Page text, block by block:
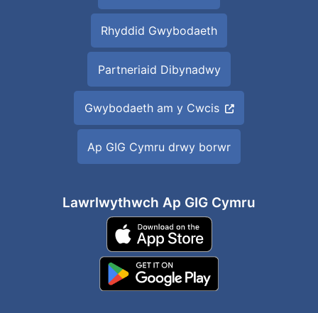
Rhyddid Gwybodaeth
Partneriaid Dibynadwy
Gwybodaeth am y Cwcis
Ap GIG Cymru drwy borwr
Lawrlwythwch Ap GIG Cymru